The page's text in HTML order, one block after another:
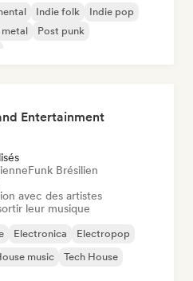
Indie folk
Indie pop
Post punk
Entertainment
Funk Brésilien
avec des artistes
leur musique
Electronica
Electropop
music Tech House